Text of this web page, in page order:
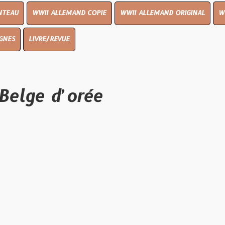
ALLEMAND COPIE WWII ALLEMAND ORIGINAL WWII UK